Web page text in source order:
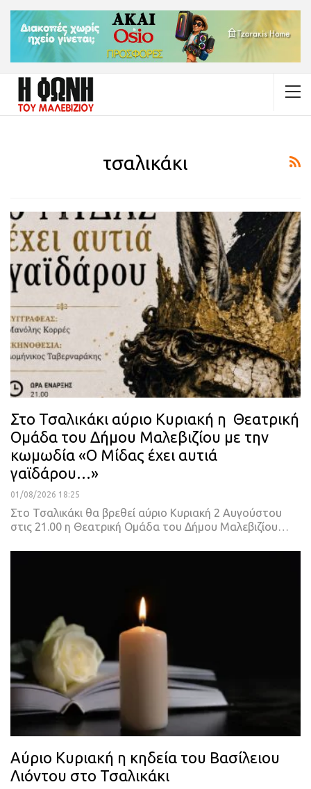
τσαλικάκι
Στο Τσαλικάκι αύριο Κυριακή η Θεατρική
Ομάδα του Δήμου Μαλεβιζίου με την
κωμωδία «Ο Μίδας έχει αυτιά
γαϊδάρου…»
01/08/2026 18:25
Στο Τσαλικάκι θα βρεθεί αύριο Κυριακή 2 Αυγούστου
στις 21.00 η Θεατρική Ομάδα του Δήμου Μαλεβιζίου…
Αύριο Κυριακή η κηδεία του Βασίλειου
Λιόντου στο Τσαλικάκι